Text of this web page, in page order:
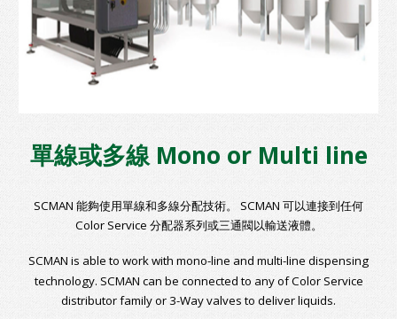
單線或多線 Mono or Multi line
SCMAN 能夠使用單線和多線分配技術。 SCMAN 可以連接到任何
Color Service 分配器系列或三通閥以輸送液體。
SCMAN is able to work with mono-line and multi-line dispensing
technology. SCMAN can be connected to any of Color Service
distributor family or 3-Way valves to deliver liquids.